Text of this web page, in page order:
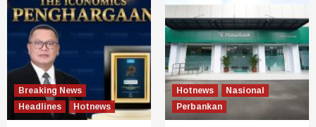
Breaking News
Headlines
Hotnews
Hotnews
Nasional
Perbankan